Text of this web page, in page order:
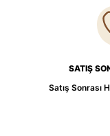
SATIŞ
Satış Sonrası